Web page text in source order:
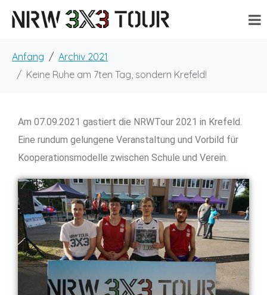
Anfang
Archiv 2021
Keine Ruhe am 7ten Tag, sondern Krefeld!
Am 07.09.2021 gastiert die NRWTour 2021 in Krefeld.
Eine rundum gelungene Veranstaltung und Vorbild für
Kooperationsmodelle zwischen Schule und Verein.